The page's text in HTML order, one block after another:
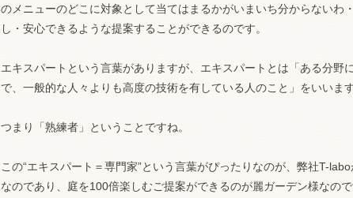
のメニューのどこに対象として当てはまるかがいまいち分からないわ
し・安心できるような提案することができるのです。
エキスパートという言葉がありますが、エキスパートとは「ある分野
で、一般的な人々よりも高度の技術を有している人のこと」をいいます
つまり「熟練者」ということですね。
この“エキスパート＝専門家”という言葉がぴったりなのが、弊社T-
なのであり、庭を100倍楽しむご提案ができるのが麗ガーデン様なので